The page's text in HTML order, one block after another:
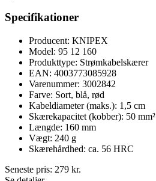
Specifikationer
Producent: KNIPEX
Model: 95 12 160
Produkttype: Strømkabelskærer
EAN: 4003773085928
Varenummer: 3002842
Farve: Sort, blå, rød
Kabeldiameter (maks.): 1,5 cm
Skærekapacitet (kobber): 50 mm²
Længde: 160 mm
Vægt: 240 g
Skærehårdhed: ca. 56 HRC
Seneste pris: 279 kr.